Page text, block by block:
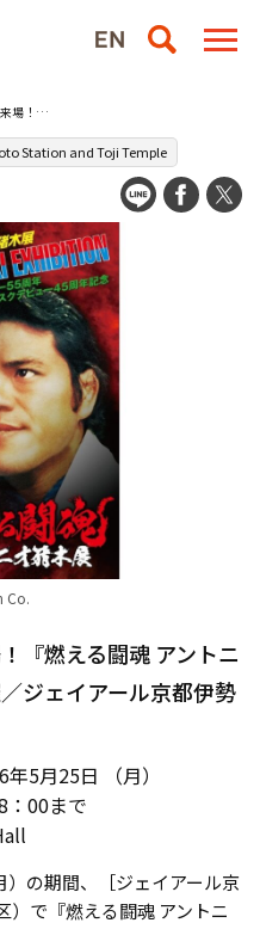
レジェンドレスラーも来場！『燃える闘魂 アントニオ猪木展』が京都で初開催／ジェイアール京都伊勢丹
Station and Toji Temple
Co.
『燃える闘魂 アントニ
ジェイアール京都伊勢
5月25日 （月）
00まで
）の期間、［ジェイアール京
で『燃える闘魂 アントニ